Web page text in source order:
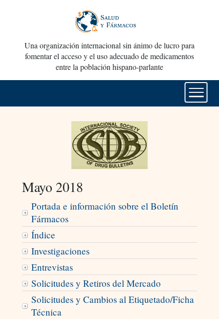
Una organización internacional sin ánimo de lucro para
fomentar el acceso y el uso adecuado de medicamentos
entre la población hispano-parlante
Mayo 2018
Portada e información sobre el Boletín
Fármacos
Índice
Investigaciones
Entrevistas
Solicitudes y Retiros del Mercado
Solicitudes y Cambios al Etiquetado/Ficha
Técnica